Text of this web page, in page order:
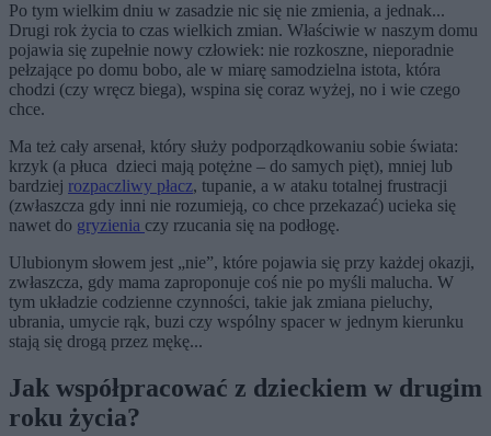
Po tym wielkim dniu w zasadzie nic się nie zmienia, a jednak...
Drugi rok życia to czas wielkich zmian. Właściwie w naszym domu
pojawia się zupełnie nowy człowiek: nie rozkoszne, nieporadnie
pełzające po domu bobo, ale w miarę samodzielna istota, która
chodzi (czy wręcz biega), wspina się coraz wyżej, no i wie czego
chce.
Ma też cały arsenał, który służy podporządkowaniu sobie świata:
krzyk (a płuca dzieci mają potężne – do samych pięt), mniej lub
bardziej rozpaczliwy płacz, tupanie, a w ataku totalnej frustracji
(zwłaszcza gdy inni nie rozumieją, co chce przekazać) ucieka się
nawet do gryzienia czy rzucania się na podłogę.
Ulubionym słowem jest „nie”, które pojawia się przy każdej okazji,
zwłaszcza, gdy mama zaproponuje coś nie po myśli malucha. W
tym układzie codzienne czynności, takie jak zmiana pieluchy,
ubrania, umycie rąk, buzi czy wspólny spacer w jednym kierunku
stają się drogą przez mękę...
Jak współpracować z dzieckiem w drugim
roku życia?